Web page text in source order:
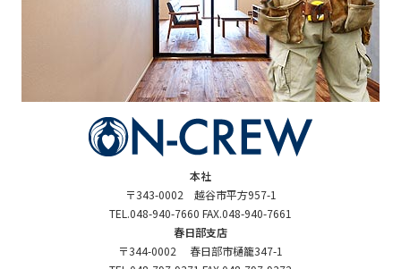
本社
〒343-0002 越谷市平方957-1
TEL.048-940-7660 FAX.048-940-7661
春日部支店
〒344-0002 春日部市樋籠347-1